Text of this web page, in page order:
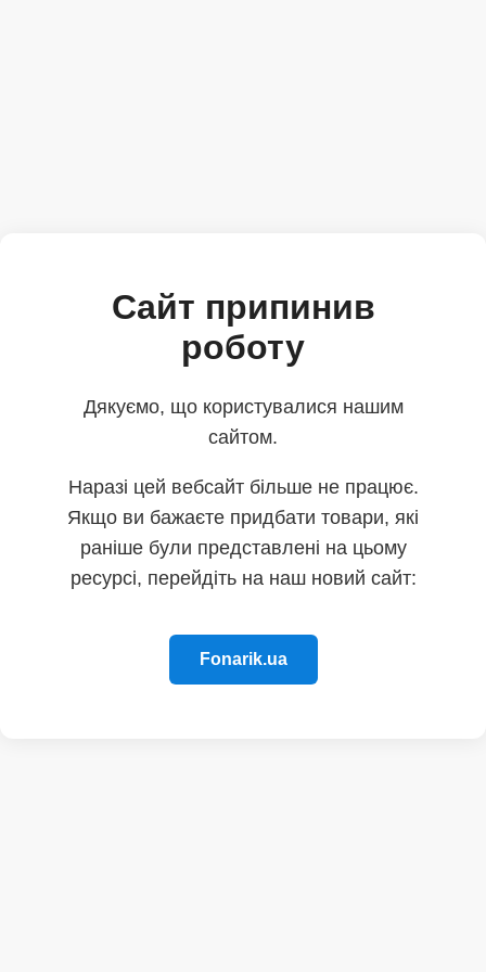
Сайт припинив
роботу
Дякуємо, що користувалися нашим
сайтом.
Наразі цей вебсайт більше не працює.
Якщо ви бажаєте придбати товари, які
раніше були представлені на цьому
ресурсі, перейдіть на наш новий сайт:
Fonarik.ua